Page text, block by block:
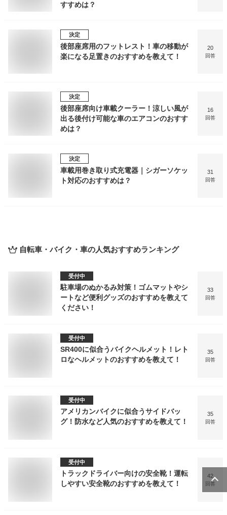
すすめは？
決定
後部座席用のフットレスト！車の移動が
楽になる足置きのおすすめを教えて！
20
回答
決定
後部座席向け車載クーラー！涼しい風が
出る後付け可能な車のエアコンのおすす
めは？
16
回答
決定
車載用巻き取り式充電器｜シガーソケッ
ト対応のおすすめは？
31
回答
自転車・バイク・車の人気おすすめランキング
受付中
駐車場のぬかるみ対策！ゴムマットやシ
ートなど便利グッズのおすすめを教えて
ください！
33
回答
受付中
SR400に似合うバイクヘルメット！レト
ロなヘルメットのおすすめを教えて！
35
回答
受付中
アメリカンバイクに似合うサイドバッ
グ！防水など人気のおすすめを教えて！
35
回答
受付中
トラックドライバー向けの安全靴！運転
しやすい安全靴のおすすめを教えて！
42
回答